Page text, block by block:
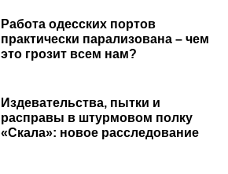
Работа одесских портов
практически парализована – чем
это грозит всем нам?
Издевательства, пытки и
расправы в штурмовом полку
«Скала»: новое расследование